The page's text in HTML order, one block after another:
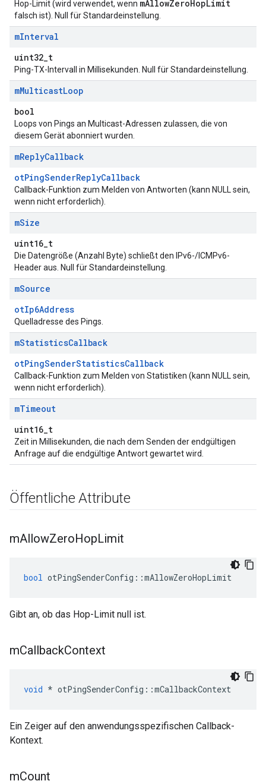
Hop-Limit (wird verwendet, wenn mAllowZeroHopLimit
falsch ist). Null für Standardeinstellung.
mInterval
uint32_t
Ping-TX-Intervall in Millisekunden. Null für Standardeinstellung.
mMulticastLoop
bool
Loops von Pings an Multicast-Adressen zulassen, die von
diesem Gerät abonniert wurden.
mReplyCallback
otPingSenderReplyCallback
Callback-Funktion zum Melden von Antworten (kann NULL sein,
wenn nicht erforderlich).
mSize
uint16_t
Die Datengröße (Anzahl Byte) schließt den IPv6-/ICMPv6-
Header aus. Null für Standardeinstellung.
mSource
otIp6Address
Quelladresse des Pings.
mStatisticsCallback
otPingSenderStatisticsCallback
Callback-Funktion zum Melden von Statistiken (kann NULL sein,
wenn nicht erforderlich).
mTimeout
uint16_t
Zeit in Millisekunden, die nach dem Senden der endgültigen
Anfrage auf die endgültige Antwort gewartet wird.
Öffentliche Attribute
mAllowZeroHopLimit
bool otPingSenderConfig ::mAllowZeroHopLimit
Gibt an, ob das Hop-Limit null ist.
mCallbackContext
void * otPingSenderConfig ::mCallbackContext
Ein Zeiger auf den anwendungsspezifischen Callback-
Kontext.
mCount